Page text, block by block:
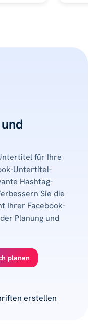
für Ihre
Untertitel-
Hashtag-
Sie die
Ihrer Facebook-
Planung und
planen